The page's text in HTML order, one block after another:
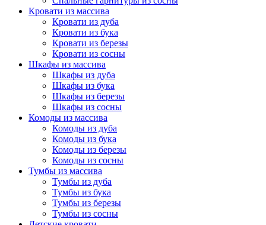
Кровати из массива
Кровати из дуба
Кровати из бука
Кровати из березы
Кровати из сосны
Шкафы из массива
Шкафы из дуба
Шкафы из бука
Шкафы из березы
Шкафы из сосны
Комоды из массива
Комоды из дуба
Комоды из бука
Комоды из березы
Комоды из сосны
Тумбы из массива
Тумбы из дуба
Тумбы из бука
Тумбы из березы
Тумбы из сосны